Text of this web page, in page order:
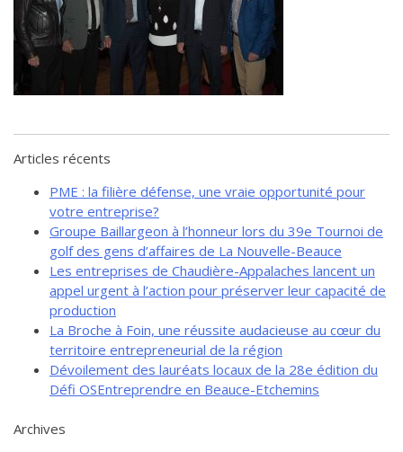
de solidarité
Futurpreneur
Toile entrepreneuriale Nouvelle-
Beauce
Articles récents
PME : la filière défense, une vraie opportunité pour
votre entreprise?
Groupe Baillargeon à l’honneur lors du 39e Tournoi de
golf des gens d’affaires de La Nouvelle-Beauce
Les entreprises de Chaudière-Appalaches lancent un
appel urgent à l’action pour préserver leur capacité de
production
La Broche à Foin, une réussite audacieuse au cœur du
territoire entrepreneurial de la région
Dévoilement des lauréats locaux de la 28e édition du
Défi OSEntreprendre en Beauce-Etchemins
Archives